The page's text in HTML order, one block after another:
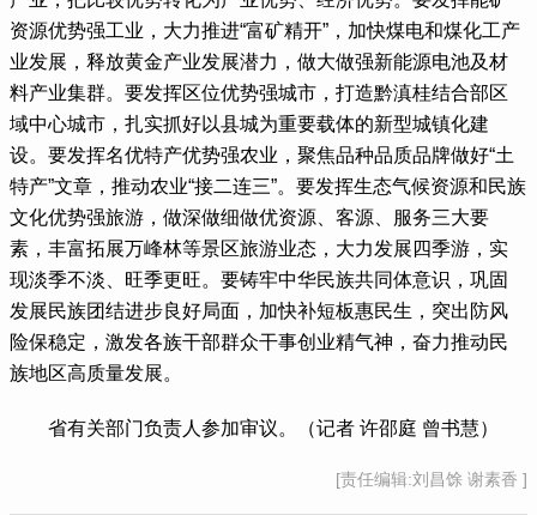
资源优势强工业，大力推进“富矿精开”，加快煤电和煤化工产
业发展，释放黄金产业发展潜力，做大做强新能源电池及材
料产业集群。要发挥区位优势强城市，打造黔滇桂结合部区
域中心城市，扎实抓好以县城为重要载体的新型城镇化建
设。要发挥名优特产优势强农业，聚焦品种品质品牌做好“土
特产”文章，推动农业“接二连三”。要发挥生态气候资源和民族
文化优势强旅游，做深做细做优资源、客源、服务三大要
素，丰富拓展万峰林等景区旅游业态，大力发展四季游，实
现淡季不淡、旺季更旺。要铸牢中华民族共同体意识，巩固
发展民族团结进步良好局面，加快补短板惠民生，突出防风
险保稳定，激发各族干部群众干事创业精气神，奋力推动民
族地区高质量发展。
省有关部门负责人参加审议。（记者 许邵庭 曾书慧）
[责任编辑:刘昌馀 谢素香 ]